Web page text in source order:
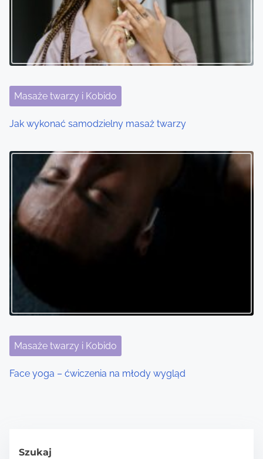
Masaże twarzy i Kobido
Jak wykonać samodzielny masaż twarzy
Masaże twarzy i Kobido
Face yoga – ćwiczenia na młody wygląd
Szukaj